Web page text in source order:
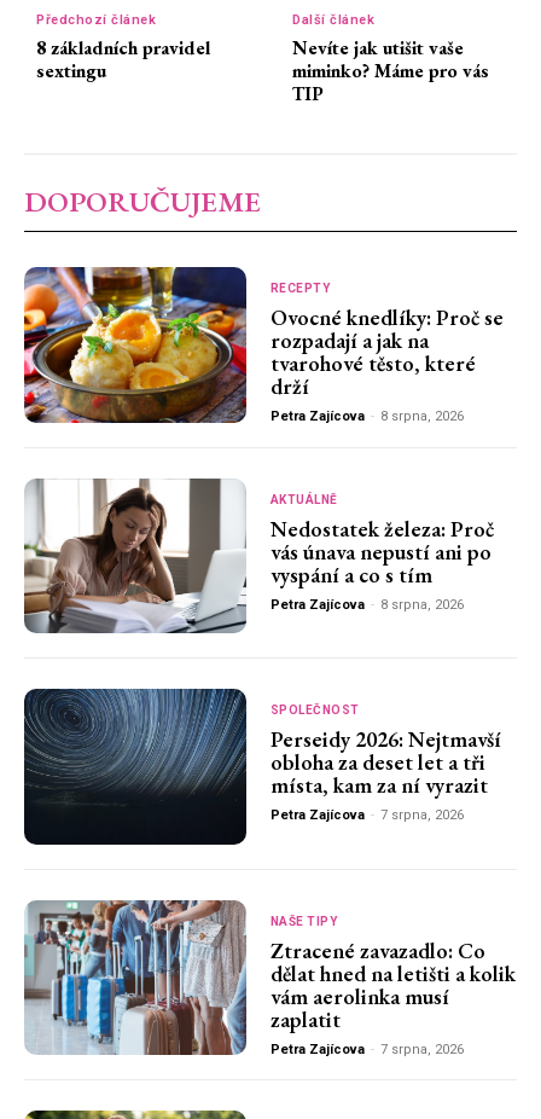
Předchozí článek
8 základních pravidel
sextingu
Další článek
Nevíte jak utišit vaše
miminko? Máme pro vás
TIP
DOPORUČUJEME
RECEPTY
Ovocné knedlíky: Proč se
rozpadají a jak na
tvarohové těsto, které
drží
Petra Zajícova - 8 srpna, 2026
AKTUÁLNĚ
Nedostatek železa: Proč
vás únava nepustí ani po
vyspání a co s tím
Petra Zajícova - 8 srpna, 2026
SPOLEČNOST
Perseidy 2026: Nejtmavší
obloha za deset let a tři
místa, kam za ní vyrazit
Petra Zajícova - 7 srpna, 2026
NAŠE TIPY
Ztracené zavazadlo: Co
dělat hned na letišti a kolik
vám aerolinka musí
zaplatit
Petra Zajícova - 7 srpna, 2026